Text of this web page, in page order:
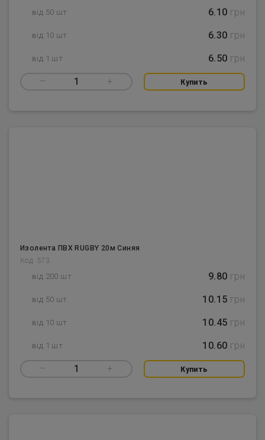
від 50 шт 6.10 грн
від 10 шт 6.30 грн
від 1 шт 6.50 грн
– 1 + Купить
Изолента ПВХ RUGBY 20м Синяя
Код: 373
від 200 шт 9.80 грн
від 50 шт 10.15 грн
від 10 шт 10.45 грн
від 1 шт 10.60 грн
– 1 + Купить